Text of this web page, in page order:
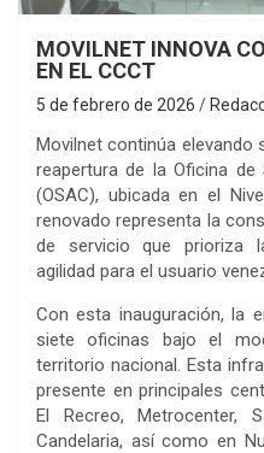
MOVILNET INNOVA
EN EL CCCT
5 de febrero de 2026
Movilnet continúa elevando
reapertura de la Oficina
(OSAC), ubicada en el
renovado representa la
de servicio que prioriza
agilidad para el usuario
Con esta inauguración, la
siete oficinas bajo el
territorio nacional. Esta
presente en principales
El Recreo, Metrocenter,
Candelaria, así como en